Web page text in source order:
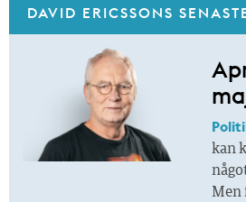
DAVID ERICSSONS
kan
Men